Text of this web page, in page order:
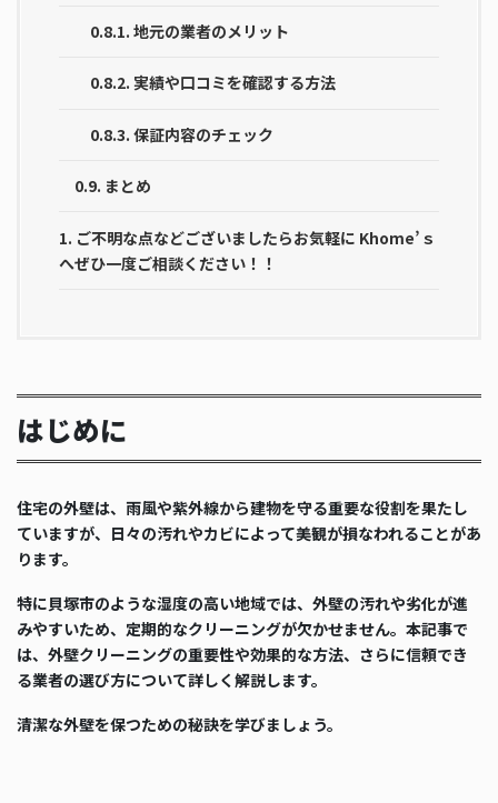
0.8.1. 地元の業者のメリット
0.8.2. 実績や口コミを確認する方法
0.8.3. 保証内容のチェック
0.9. まとめ
1. ご不明な点などございましたらお気軽に Khome’ｓ
へぜひ一度ご相談ください！！
はじめに
住宅の外壁は、雨風や紫外線から建物を守る重要な役割を果たし
ていますが、日々の汚れやカビによって美観が損なわれることがあ
ります。
特に貝塚市のような湿度の高い地域では、外壁の汚れや劣化が進
みやすいため、定期的なクリーニングが欠かせません。本記事で
は、外壁クリーニングの重要性や効果的な方法、さらに信頼でき
る業者の選び方について詳しく解説します。
清潔な外壁を保つための秘訣を学びましょう。